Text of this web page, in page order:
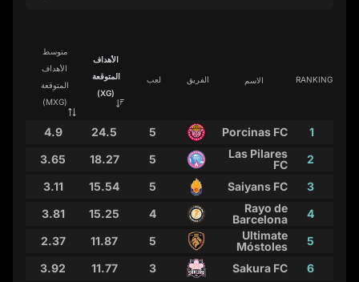
RANKING الاسم الفريق لعب
الأهداف
المتوقعة
(XG)
متوسط
الأهداف
المتوقعة
(MXG)
1
Porcinas FC
5
24.5
4.9
2
Las Pilares
FC
5
18.27
3.65
3
Saiyans FC
5
15.54
3.11
4
Rayo de
Barcelona
4
15.25
3.81
5
Ultimate
Móstoles
5
11.87
2.37
6
Sakura FC
3
11.77
3.92